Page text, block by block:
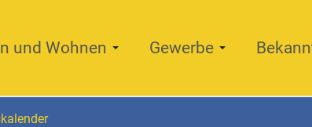
und Wohnen Gewerbe